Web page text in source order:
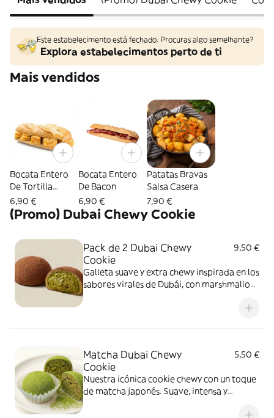
Este estabelecimento está fechado. Procuras algo semelhante?
Explora estabelecimentos perto de ti
Mais vendidos
Bocata Entero
De Tortilla
Francesa
6,90 €
Bocata Entero
De Bacon
6,90 €
Patatas Bravas
Salsa Casera
7,90 €
(Promo) Dubai Chewy Cookie
Pack de 2 Dubai Chewy
Cookie
9,50 €
Galleta suave y extra chewy inspirada en los
sabores virales de Dubái, con marshmallow
Matcha Dubai Chewy
Cookie
5,50 €
Nuestra icónica cookie chewy con un toque
de matcha japonés. Suave, intensa y